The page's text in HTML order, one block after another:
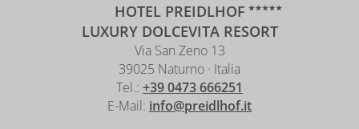
HOTEL PREIDLHOF
LUXURY DOLCEVITA RESORT
Via San Zeno 13
39025 Naturno · Italia
Tel.: +39 0473 666251
E-Mail: info@preidlhof.it